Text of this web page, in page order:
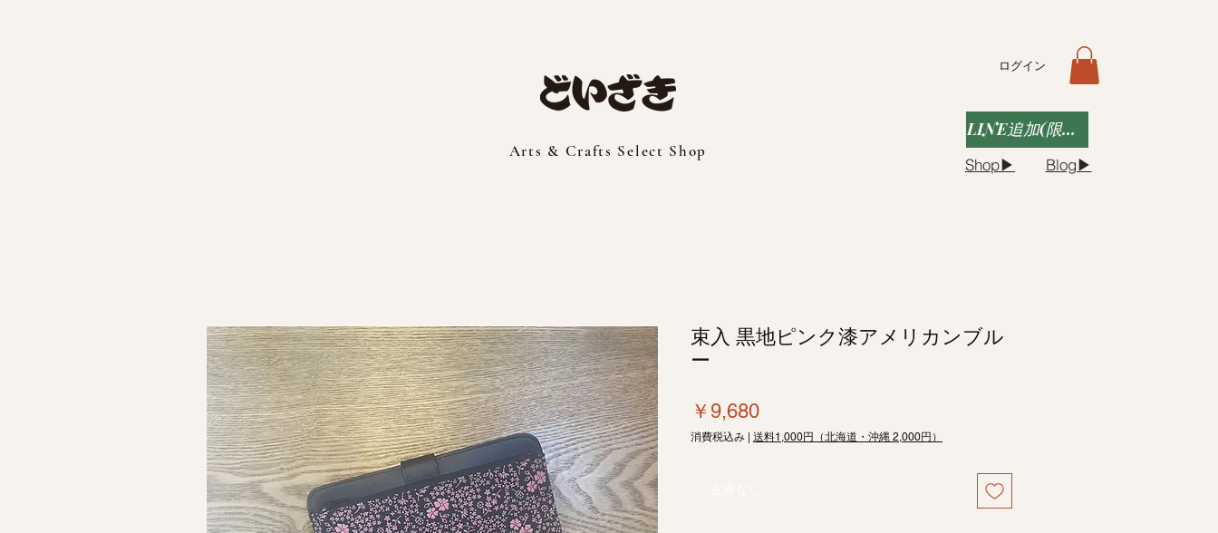
Arts & Crafts Select Shop
ログイン
Shop▶︎ Blog▶︎
LINE追加(限定クーポンなど)
束入 黒地ピンク漆アメリカンブル
ー
￥9,680価
格
消費税込み | 送料1,000円（北海道・沖縄 2,000円）